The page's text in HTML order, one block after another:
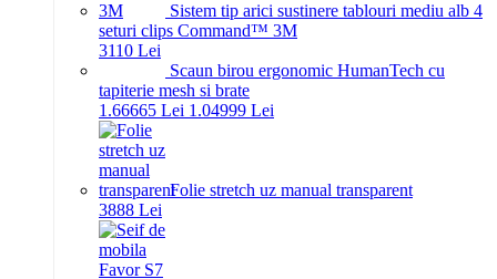
Sistem tip arici sustinere tablouri mediu alb 4
seturi clips Command™ 3M
3110 Lei
Scaun birou ergonomic HumanTech cu
tapiterie mesh si brate
1.66665 Lei 1.04999 Lei
Folie stretch uz manual transparent
3888 Lei